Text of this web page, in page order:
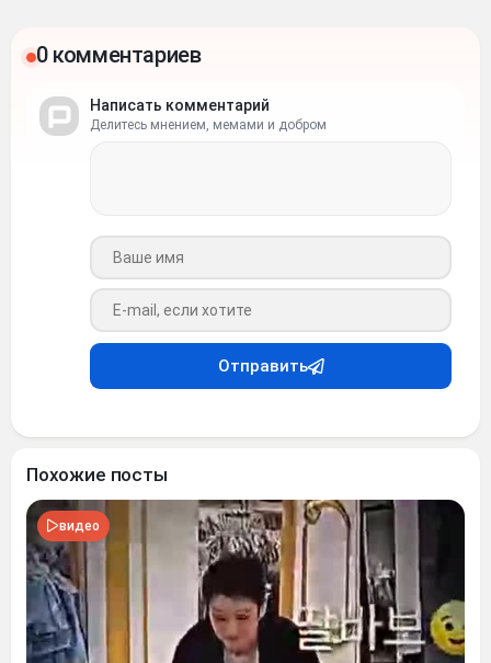
0 комментариев
Написать комментарий
Делитесь мнением, мемами и добром
Ваше имя
Ваш e-mail
Отправить
Похожие посты
видео